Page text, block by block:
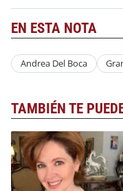
EN ESTA NOTA
Andrea Del Boca
TAMBIÉN TE